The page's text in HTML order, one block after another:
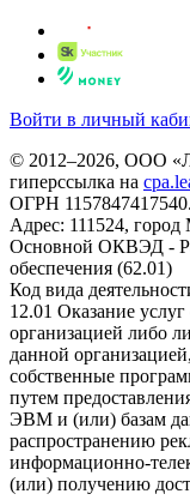
Войти в личный
© 2012–2026, ООО
гиперссылка на
ОГРН 1157847417540.
Адрес: 111524, город
Основной ОКВЭД -
обеспечения (62.01)
Код вида
12.01 Оказание
организацией либо
данной
собственные
путем
ЭВМ и (или) базам
распространению
информационно-
(или) получению